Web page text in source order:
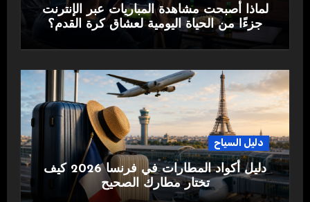
لماذا أصبحت مشاهدة المباريات عبر الإنترنت
جزءًا من الحياة اليومية لعشاق كرة القدم؟
دليل السياح
دليل أكواد المطارات في فرنسا 2026 كيف
تختار مطارك الصحيح